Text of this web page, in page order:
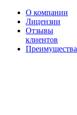
О компании
Лицензии
Отзывы
клиентов
Преимущества